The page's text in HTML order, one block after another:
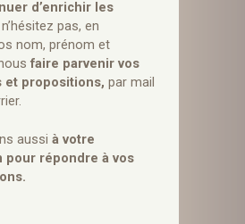
d’enrichir les
n’hésitez pas, en
nom, prénom et
faire parvenir vos
et propositions, par mail
aussi à votre
pour répondre à vos